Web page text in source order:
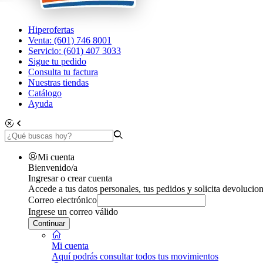
Hiperofertas
Venta: (601) 746 8001
Servicio: (601) 407 3033
Sigue tu pedido
Consulta tu factura
Nuestras tiendas
Catálogo
Ayuda
Mi cuenta
Bienvenido/a
Ingresar o crear cuenta
Accede a tus datos personales, tus pedidos y solicita
Correo electrónico
Ingrese un correo válido
Continuar
Mi cuenta
Aquí podrás consultar todos tus movimientos